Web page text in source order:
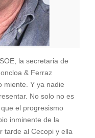
la secretaria de
& Ferraz
miente. Y ya nadie
No solo no es
el progresismo
inminente de la
tarde al Cecopi y ella